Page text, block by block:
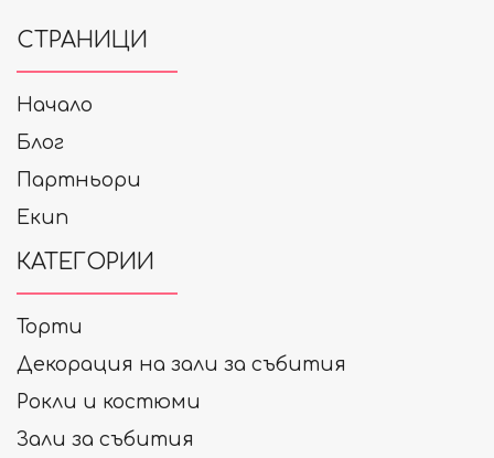
СТРАНИЦИ
Начало
Блог
Партньори
Екип
КАТЕГОРИИ
Торти
Декорация на зали за събития
Рокли и костюми
Зали за събития